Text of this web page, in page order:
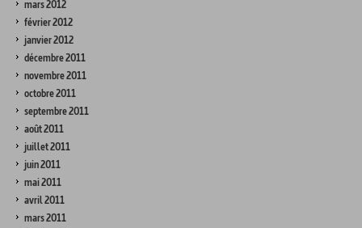
mars 2012
février 2012
janvier 2012
décembre 2011
novembre 2011
octobre 2011
septembre 2011
août 2011
juillet 2011
juin 2011
mai 2011
avril 2011
mars 2011